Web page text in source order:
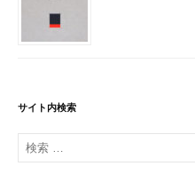
サイト内検索
検
索